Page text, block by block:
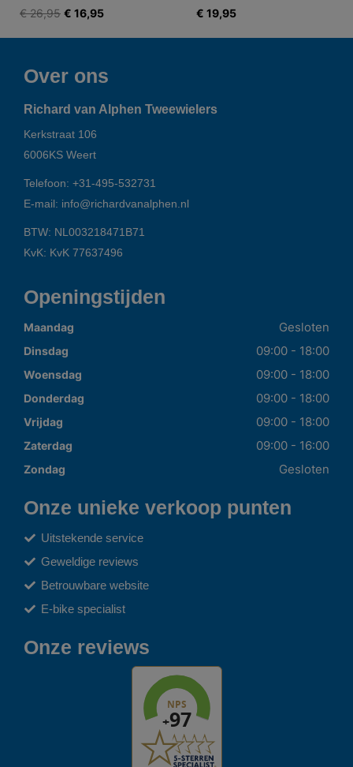
€ 26,95 € 16,95 € 19,95
Over ons
Richard van Alphen Tweewielers
Kerkstraat 106
6006KS Weert
Telefoon: +31-495-532731
E-mail: info@richardvanalphen.nl
BTW: NL003218471B71
KvK: KvK 77637496
Openingstijden
Maandag Gesloten
Dinsdag 09:00 - 18:00
Woensdag 09:00 - 18:00
Donderdag 09:00 - 18:00
Vrijdag 09:00 - 18:00
Zaterdag 09:00 - 16:00
Zondag Gesloten
Onze unieke verkoop punten
Uitstekende service
Geweldige reviews
Betrouwbare website
E-bike specialist
Onze reviews